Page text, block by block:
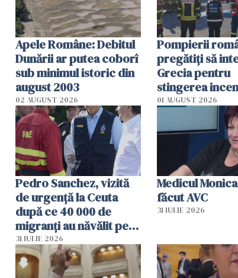
Apele Române: Debitul
Dunării ar putea coborî
sub minimul istoric din
august 2003
02 AUGUST 2026
Pompierii
pregătiţi să
Grecia pentru
stingerea
01 AUGUST 2026
Pedro Sanchez, vizită
de urgență la Ceuta
după ce 40 000 de
migranți au năvălit pe
teritoriul spaniol: „Vom
mobiliza toate
resursele"
31 IULIE 2026
Medicul
făcut AVC
31 IULIE 2026